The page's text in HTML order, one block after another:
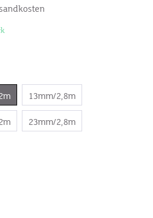
13mm/2,8m
23mm/2,8m